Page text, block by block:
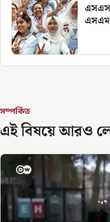
সম্পর্কিত
এই বিষয়ে আরও